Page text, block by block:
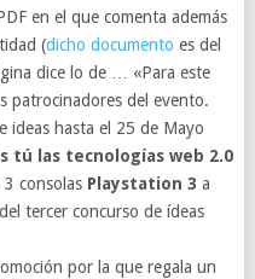
en el que comenta además
(dicho documento es del
dice lo de … «Para este
patrocinadores del evento.
ideas hasta el 25 de Mayo
tú las tecnologías web 2.0
consolas Playstation 3a
tercer concurso de ídeas
por la que regala un